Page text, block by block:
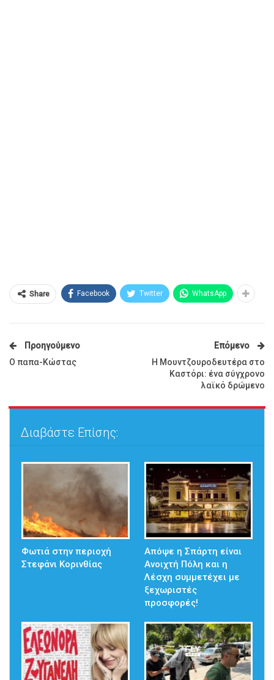
Share Facebook Twitter WhatsApp
Προηγούμενο
Ο παπα-Κώστας
Επόμενο
Η Μουντζουροδευτέρα στο
Καστόρι: ένα σύγχρονο
λαϊκό δρώμενο
Διαβάστε Επίσης:
Φωτιά στην περιοχή
Στεφάνι Κορινθίας
Απόψε η Σπάρτη είναι
Ανοιχτή Πόλη και η
Λέσχη συμμετέχει με
ξεχωριστές
προσφορές!